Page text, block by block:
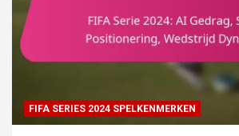
FIFA SERIES 2024 SPELKENMERKEN